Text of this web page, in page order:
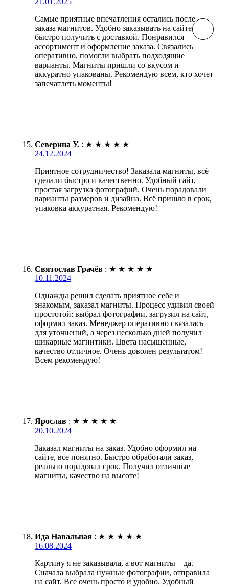
Самые приятные впечатления остались после
заказа магнитов. Удобно заказывать на сайте и
быстро получить с доставкой. Понравился
ассортимент и оформление заказа. Связались
оперативно, помогли выбрать подходящие
варианты. Магниты пришли со вкусом и
аккуратно упакованы. Рекомендую всем, кто хочет
запечатлеть моменты!
Северина У. : ★ ★ ★ ★ ★
24.12.2024
Приятное сотрудничество! Заказала магниты, всё
сделали быстро и качественно. Удобный сайт,
простая загрузка фотографий. Очень порадовали
варианты размеров и дизайна. Всё пришло в срок,
упаковка аккуратная. Рекомендую!
Святослав Грачёв : ★ ★ ★ ★ ★
10.11.2024
Однажды решил сделать приятное себе и
знакомым, заказал магниты. Процесс удивил своей
простотой: выбрал фотографии, загрузил на сайт,
оформил заказ. Менеджер оперативно связалась
для уточнений, а через несколько дней получил
шикарные магнитики. Цвета насыщенные,
качество отличное. Очень доволен результатом!
Всем рекомендую!
Ярослав : ★ ★ ★ ★ ★
20.10.2024
Заказал магниты на заказ. Удобно оформил на
сайте, все понятно. Быстро обработали заказ,
реально порадовал срок. Получил отличные
магниты, качество на высоте!
Ида Навальная : ★ ★ ★ ★ ★
16.08.2024
Картину я не заказывала, а вот магниты – да.
Сначала выбрала нужные фотографии, отправила
на сайт. Все очень просто и удобно. Удобный